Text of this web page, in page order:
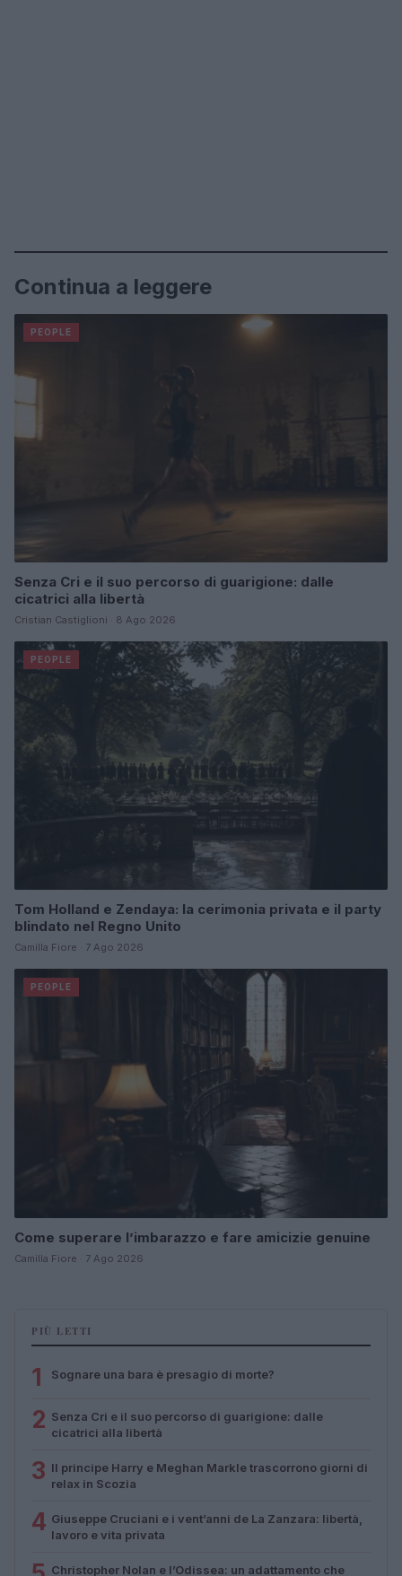
Continua a leggere
PEOPLE
Senza Cri e il suo percorso di guarigione: dalle
cicatrici alla libertà
Cristian Castiglioni · 8 Ago 2026
PEOPLE
Tom Holland e Zendaya: la cerimonia privata e il party
blindato nel Regno Unito
Camilla Fiore · 7 Ago 2026
PEOPLE
Come superare l’imbarazzo e fare amicizie genuine
Camilla Fiore · 7 Ago 2026
PIÙ LETTI
1 Sognare una bara è presagio di morte?
2 Senza Cri e il suo percorso di guarigione: dalle
cicatrici alla libertà
3 Il principe Harry e Meghan Markle trascorrono giorni di
relax in Scozia
4 Giuseppe Cruciani e i vent’anni de La Zanzara: libertà,
lavoro e vita privata
Christopher Nolan e l’Odissea: un adattamento che